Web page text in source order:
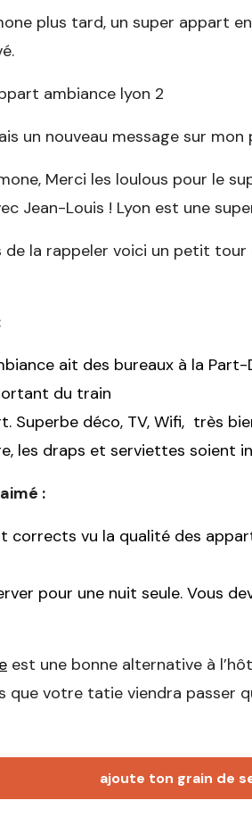
plus tard, un super appart
un nouveau message sur
Merci les loulous pour le
Jean-Louis ! Lyon est une
de la rappeler voici un petit
ait des bureaux à la
du train
Superbe déco, TV, Wifi, très
les draps et serviettes soient
:
corrects vu la qualité des
pour une nuit seule. Vous
est une bonne alternative à
que votre tatie viendra passer
ajoute ton grain de